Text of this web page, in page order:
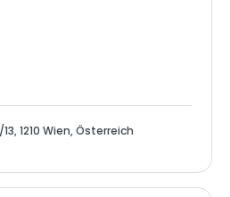
1210 Wien, Österreich